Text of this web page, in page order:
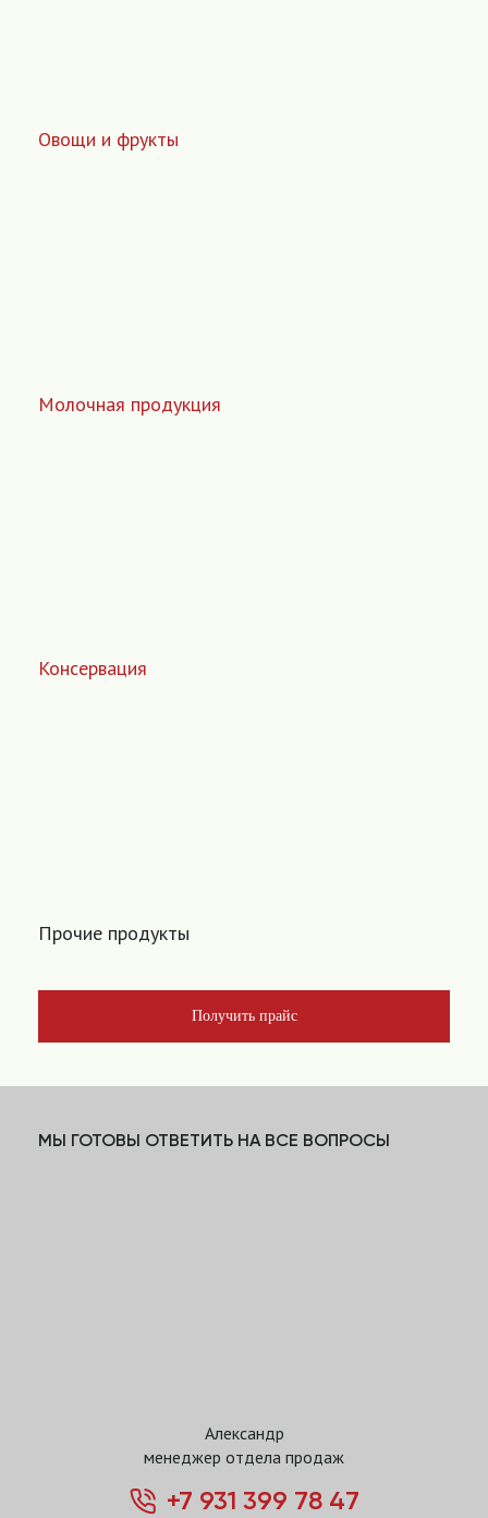
Овощи и фрукты
Молочная продукция
Консервация
Прочие продукты
Получить прайс
МЫ ГОТОВЫ ОТВЕТИТЬ НА ВСЕ ВОПРОСЫ
Александр
менеджер отдела продаж
+7 931 399 78 47